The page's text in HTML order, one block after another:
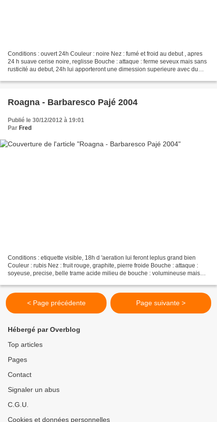
Conditions : ouvert 24h Couleur : noire Nez : fumé et froid au debut , apres
24 h suave cerise noire, reglisse Bouche : attaque : ferme seveux mais sans
rusticité au debut, 24h lui apporteront une dimession superieure avec du
Roagna - Barbaresco Pajé 2004
Publié le 30/12/2012 à 19:01
Par Fred
Conditions : etiquette visible, 18h d 'aeration lui feront leplus grand bien
Couleur : rubis Nez : fruit rouge, graphite, pierre froide Bouche : attaque :
soyeuse, precise, belle trame acide milieu de bouche : volumineuse mais
< Page précédente Page suivante >
Hébergé par Overblog
Top articles
Pages
Contact
Signaler un abus
C.G.U.
Cookies et données personnelles